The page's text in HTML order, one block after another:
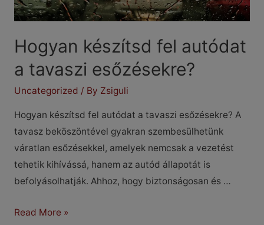
Hogyan készítsd fel autódat
a tavaszi esőzésekre?
Uncategorized / By Zsiguli
Hogyan készítsd fel autódat a tavaszi esőzésekre? A
tavasz beköszöntével gyakran szembesülhetünk
váratlan esőzésekkel, amelyek nemcsak a vezetést
tehetik kihívássá, hanem az autód állapotát is
befolyásolhatják. Ahhoz, hogy biztonságosan és …
Hogyan
Read More »